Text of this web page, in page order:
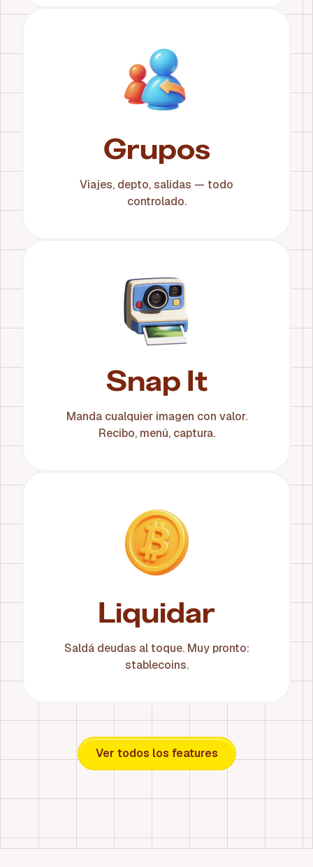
Grupos
Viajes, depto, salidas — todo
controlado.
Snap It
Manda cualquier imagen con valor.
Recibo, menú, captura.
Liquidar
Saldá deudas al toque. Muy pronto:
stablecoins.
Ver todos los features